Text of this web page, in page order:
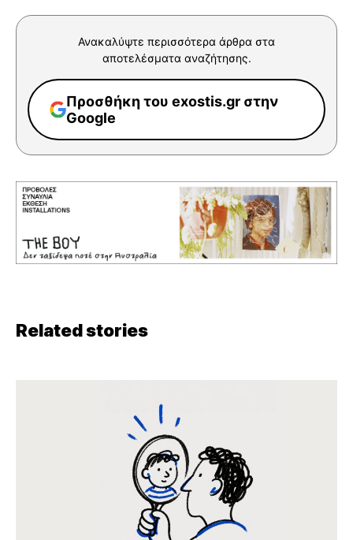
Ανακαλύψτε περισσότερα άρθρα στα
αποτελέσματα αναζήτησης.
Προσθήκη του exostis.gr στην
Google
Related stories